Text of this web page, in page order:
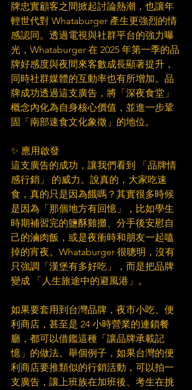
牌忠實顧客之間掀起討論熱潮，也讓年
輕世代對 Whataburger 產生更強烈的情
感認同。透過電視與社群平台的強力曝
光，Whataburger 在 2025 年第一季的品
牌好感度與夜間來客數成長顯著提升，
同時社群媒體的互動率也有所增加。品
牌成功透過這支廣告，將「深夜食堂」
概念內化為自身核心價值，並進一步鞏
固「南部速食文化象徵」的地位。
✨ 應用啟發
這支廣告的成功，讓我們看到 「品牌情
感行銷」 的威力。說真的，大家吃速
食，真的只是因為餓嗎？其實很多時候
是因為「那個地方有回憶」，比如學生
時期補習完的鹽酥雞攤、分手後安慰自
己的滷肉飯，或是夜衝時和朋友一起嗑
掉的宵夜。Whataburger 很聰明，沒有
只強調「漢堡有多好吃」，而是把品牌
變成 「人生旅途中的避風港」。
如果要套用到台灣品牌，夜市小吃、便
利商店，甚至是 24 小時營業的連鎖餐
廳，都可以借鑑這種「讓品牌承載記
憶」的做法。舉個例子，如果台灣的便
利商店要推類似的行銷活動，可以拍一
支廣告，讓上班族在加班後、考生在挑